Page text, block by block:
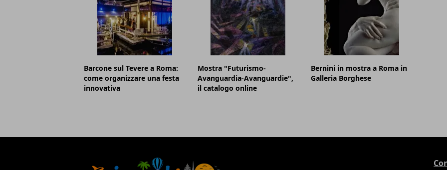
Barcone sul Tevere a Roma:
come organizzare una festa
innovativa
Mostra "Futurismo-
Avanguardia-Avanguardie",
il catalogo online
Bernini in mostra a Roma in
Galleria Borghese